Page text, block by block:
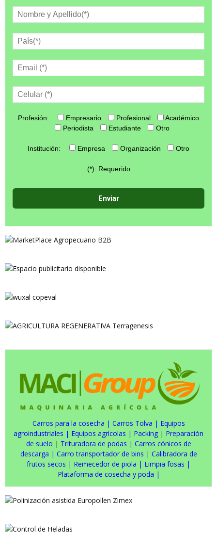
Profesión: Empresario Profesional
Académico
Periodista
Estudiante Otro
Institución: Empresa Organización Otro
(*): Requerido
Carros para la cosecha | Carros Tolva | Equipos
agroindustriales | Equipos agrícolas | Packing | Preparación
de suelo | Trituradora de podas | Carros cónicos de
descarga | Carro transportador de bins | Calibradora de
frutos secos | Remecedor de piola | Limpia fosas |
Plataforma de cosecha y poda |